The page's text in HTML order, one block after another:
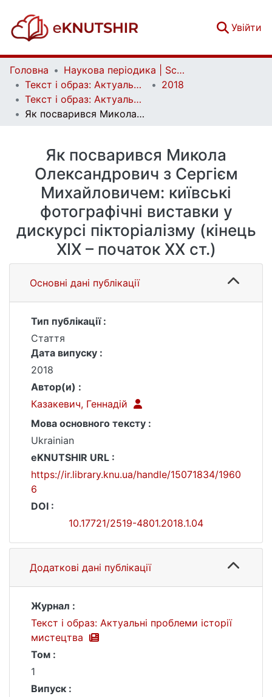
Увійти
Головна
Наукова періодика | Scientific periodicals
Текст і образ: Актуальні проблеми історії мистецтва | Text and Image: Essential Problems in Art History
2018
Текст і образ: Актуальні проблеми історії мистецтва. Вип. 1(5)
Як посварився Микола Олекcандрович з Сергієм Михайловичем: київські фотографічні виставки у дискурсі пікторіалізму (кінець ХІХ – початок ХХ ст.)
Як посварився Микола
Олекcандрович з Сергієм
Михайловичем: київські
фотографічні виставки у
дискурсі пікторіалізму (кінець
ХІХ – початок ХХ ст.)
Основні дані публікації
Тип публікації :
Стаття
Дата випуску :
2018
Автор(и) :
Казакевич, Геннадій
Мова основного тексту :
Ukrainian
eKNUTSHIR URL :
https://ir.library.knu.ua/handle/15071834/1960
6
DOI :
10.17721/2519-4801.2018.1.04
Додаткові дані публікації
Журнал :
Текст і образ: Актуальні проблеми історії
мистецтва
Том :
1
Випуск :